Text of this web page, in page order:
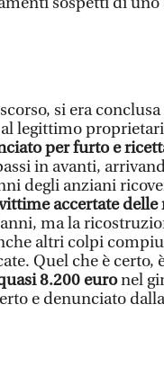
si era
legittimo
per furto e
in avanti,
degli anziani
accertate delle
ma la
altri colpi
Quel che è certo,
8.200 euronel
e denunciato